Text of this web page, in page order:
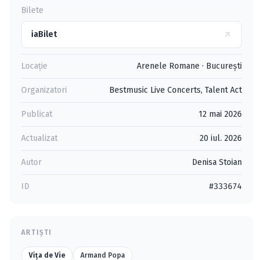
Bilete
iaBilet
Locație Arenele Romane · Bucureşti
Organizatori Bestmusic Live Concerts, Talent Act
Publicat 12 mai 2026
Actualizat 20 iul. 2026
Autor Denisa Stoian
ID #333674
ARTIȘTI
Viţa de Vie Armand Popa